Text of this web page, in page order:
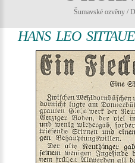
Šumavské ozvěny /
HANS LEO